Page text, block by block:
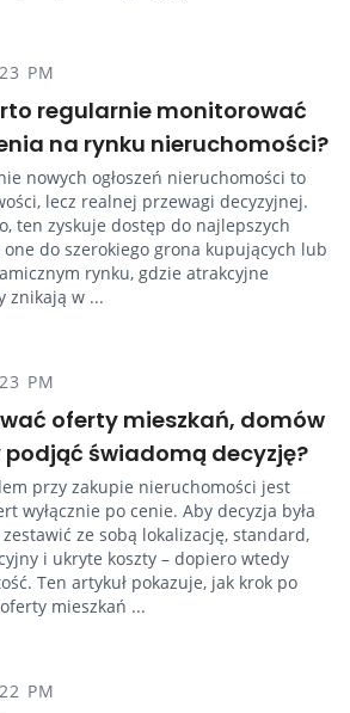
PM
regularnie monitorować
na rynku nieruchomości?
nowych ogłoszeń nieruchomości to
lecz realnej przewagi decyzyjnej.
ten zyskuje dostęp do najlepszych
do szerokiego grona kupujących lub
rynku, gdzie atrakcyjne
znikają w ...
PM
oferty mieszkań, domów
podjąć świadomą decyzję?
przy zakupie nieruchomości jest
wyłącznie po cenie. Aby decyzja była
ze sobą lokalizację, standard,
i ukryte koszty – dopiero wtedy
Ten artykuł pokazuje, jak krok po
mieszkań ...
PM